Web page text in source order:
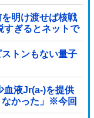
明け渡せば核戦
ぎるとネットで
トンもない量子
血液Jr(a-)を提供
なかった」※今回